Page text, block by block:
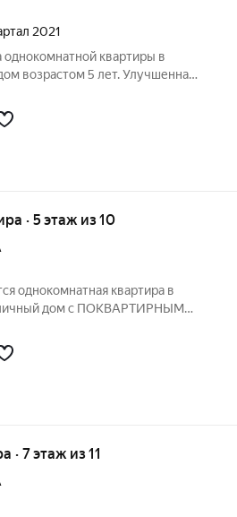
2021
квартиры в
возрастом 5 лет. Улучшенная
гардеробная и два балкона!
· 5 этаж из 10
однокомнатная квартира в
дом с ПОКВАРТИРНЫМ
отопление, окна и
· 7 этаж из 11